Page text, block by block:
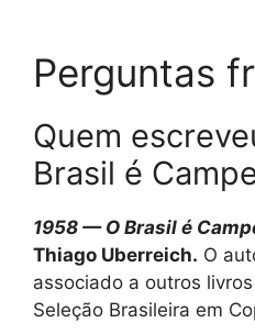
Perguntas
Quem
Brasil é
1958 — O Brasil é
Thiago Uberreich. O
associado a outros
Seleção Brasileira em